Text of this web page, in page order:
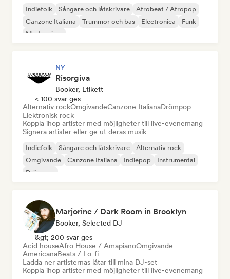
Indiefolk Sångare och låtskrivare
Afrobeat / Afropop
Canzone Italiana
Trummor och bas Electronica
Funk
Modern jazz
NY
Risorgiva
Booker, Etikett
< 100 svar ges
Alternativ rockOmgivandeCanzone ItalianaDrömpop
Elektronisk rock
Koppla ihop artister med möjligheter till live-evenemang
Signera artister eller ge ut deras musik
Indiefolk Sångare och låtskrivare
Alternativ rock
Omgivande
Canzone Italiana Indiepop
Instrumental
Drömpop
Marjorine / Dark Room in Brooklyn
Booker, Selected DJ
&gt; 200 svar ges
Acid houseAfro House / AmapianoOmgivande
AmericanaBeats / Lo-fi
Ladda ner artisternas låtar till mina DJ-set
Koppla ihop artister med möjligheter till live-evenemang